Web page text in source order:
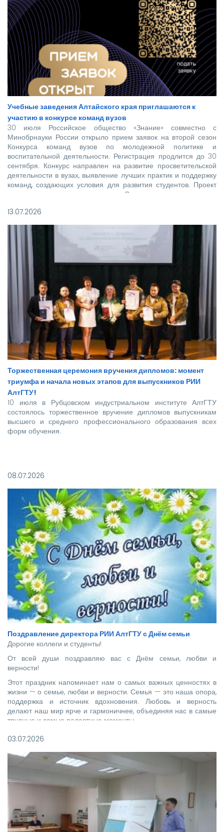
Учебные заведения Алтайского края приглашаются к
участию в конкурсе команд вузов
30 июля Российское общество «Знание» совместно с
Минобрнауки России открыло прием заявок на второй сезон
Конкурса команд вузов по молодежной политике и
воспитательной деятельности. Регистрация продлится до 30
сентября. Конкурс направлен на развитие просветительской
деятельности в вузах, выявление лучших практик и поддержку
команд, создающих условия для развития студентов. Проект
реализуется при поддержке Росмолодежи в рамках
13.07.2026
Торжественная церемония вручения дипломов: момент
триумфа и начала новых этапов для выпускников РИИ
АлтГТУ!
10 июля в Рубцовском индустриальном институте АлтГТУ
состоялось торжественное вручение дипломов выпускникам
высшего и среднего профессионального образования всех
форм обучения.
высококвалифицированных специалистов, которым предстоит
стать надежной опорой и строить будущее нашей великой
страны.
08.07.2026
Поздравление директора РИИ АлтГТУ с Днём семьи
Дорогие коллеги и студенты!
От всей души поздравляю вас с Днём семьи, любви и
верности!
Этот праздник напоминает нам о самых важных ценностях в
жизни — о семье, любви и верности. Семья — это наша опора,
поддержка и источник вдохновения. Любовь и верность
делают наш мир ярче и гармоничнее, объединяя нас в самые
трудные и самые радостные моменты.
03.07.2026